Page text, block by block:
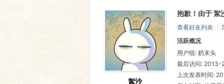
吴
絮沙
抱歉！由于 絮
查看好友列表
活跃概况
用户组: 奶末头
最后访问: 2013-
上次发表时间: